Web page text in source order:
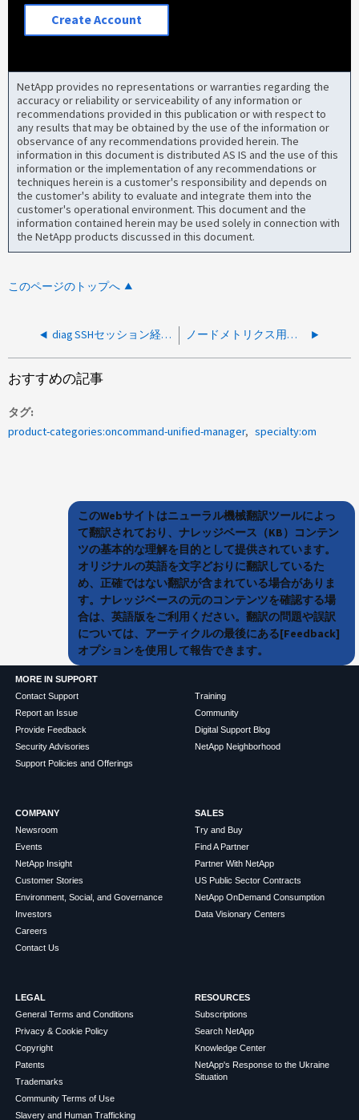
Create Account
NetApp provides no representations or warranties regarding the
accuracy or reliability or serviceability of any information or
recommendations provided in this publication or with respect to
any results that may be obtained by the use of the information or
observance of any recommendations provided herein. The
information in this document is distributed AS IS and the use of this
information or the implementation of any recommendations or
techniques herein is a customer's responsibility and depends on
the customer's ability to evaluate and integrate them into the
customer's operational environment. This document and the
information contained herein may be used solely in connection with
the NetApp products discussed in this document.
このページのトップへ
diag SSHセッション経由でAIQUM OVAのアップグレードがスタックする ノードメトリクス用のActive IQ Unified Manager REST APIが、ビジー状態のONTAP Webサービスが原因で断続的にゼロサンプルを返す
おすすめの記事
タグ
product-categories:oncommand-unified-manager
specialty:om
このWebサイトはニューラル機械翻訳ツールによっ
て翻訳されており、ナレッジベース（KB）コンテン
ツの基本的な理解を目的として提供されています。
オリジナルの英語を文字どおりに翻訳しているた
め、正確ではない翻訳が含まれている場合がありま
す。ナレッジベースの元のコンテンツを確認する場
合は、英語版をご利用ください。翻訳の問題や誤訳
については、アーティクルの最後にある[Feedback]
オプションを使用して報告できます。
MORE IN SUPPORT
Contact Support
Report an Issue
Provide Feedback
Security Advisories
Support Policies and Offerings
Training
Community
Digital Support Blog
NetApp Neighborhood
COMPANY
Newsroom
Events
NetApp Insight
Customer Stories
Environment, Social, and Governance
Investors
Careers
Contact Us
SALES
Try and Buy
Find A Partner
Partner With NetApp
US Public Sector Contracts
NetApp OnDemand Consumption
Data Visionary Centers
LEGAL
General Terms and Conditions
Privacy & Cookie Policy
Copyright
Patents
Trademarks
Community Terms of Use
Slavery and Human Trafficking
RESOURCES
Subscriptions
Search NetApp
Knowledge Center
NetApp's Response to the Ukraine
Situation